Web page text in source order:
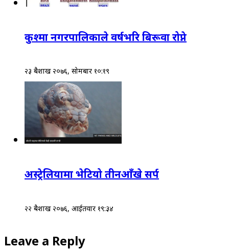
कुश्मा नगरपालिकाले वर्षभरि बिरूवा रोप्ने
२३ बैशाख २०७६, सोमबार १०:१९
अस्ट्रेलियामा भेटियो तीनआँखे सर्प
२२ बैशाख २०७६, आईतवार १९:३४
Leave a Reply